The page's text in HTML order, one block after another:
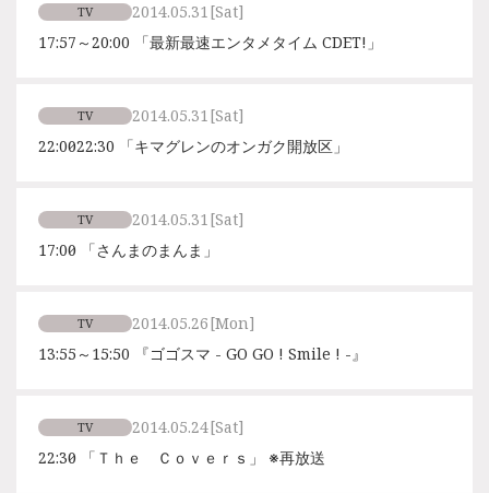
TV 2014.05.31[Sat]
17:57～20:00 「最新最速エンタメタイム CDET!」
TV 2014.05.31[Sat]
22:00～22:30 「キマグレンのオンガク開放区」
TV 2014.05.31[Sat]
17:00～ 「さんまのまんま」
TV 2014.05.26[Mon]
13:55～15:50 『ゴゴスマ - GO GO ! Smile ! -』
TV 2014.05.24[Sat]
22:30～ 「Ｔｈｅ Ｃｏｖｅｒｓ」 ※再放送